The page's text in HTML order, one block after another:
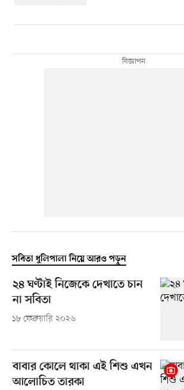
সবিতা ধুলিপালা নিয়ে আরও পড়ুন
২৪ ঘণ্টাই নিজেকে দেখাতে চান
না সবিতা
১৮ ফেব্রুয়ারি ২০২৬
বাবার কোলে থাকা এই শিশু এখন
আলোচিত তারকা